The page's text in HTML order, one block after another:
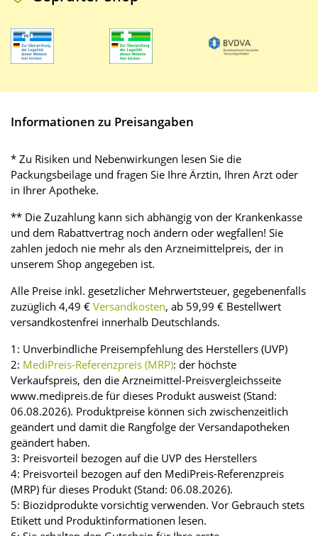
Informationen zu Preisangaben
* Zu Risiken und Nebenwirkungen lesen Sie die
Packungsbeilage und fragen Sie Ihre Ärztin, Ihren Arzt oder
in Ihrer Apotheke.
** Die Zuzahlung kann sich abhängig von der Krankenkasse
und dem Rabattvertrag noch ändern oder wegfallen! Sie
zahlen jedoch nie mehr als den Arzneimittelpreis, der in
unserem Shop angegeben ist.
Alle Preise inkl. gesetzlicher Mehrwertsteuer, gegebenenfalls
zuzüglich 4,49 € Versandkosten, ab 59,99 € Bestellwert
versandkostenfrei innerhalb Deutschlands.
1: Unverbindliche Preisempfehlung des Herstellers (UVP)
2: MediPreis-Referenzpreis (MRP): der höchste
Verkaufspreis, den die Arzneimittel-Preisvergleichsseite
www.medipreis.de für dieses Produkt ausweist (Stand:
06.08.2026). Produktpreise können sich zwischenzeitlich
geändert und damit die Rangfolge der Versandapotheken
geändert haben.
3: Preisvorteil bezogen auf die UVP des Herstellers
4: Preisvorteil bezogen auf den MediPreis-Referenzpreis
(MRP) für dieses Produkt (Stand: 06.08.2026).
5: Biozidprodukte vorsichtig verwenden. Vor Gebrauch stets
Etikett und Produktinformationen lesen.